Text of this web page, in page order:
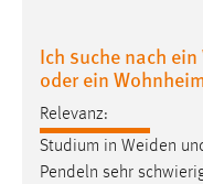
Ich suche nach
oder ein
Relevanz:
Studium in Weiden
Pendeln sehr
STATISTIK
Statistik Cookies
Diese
unsere Besucher